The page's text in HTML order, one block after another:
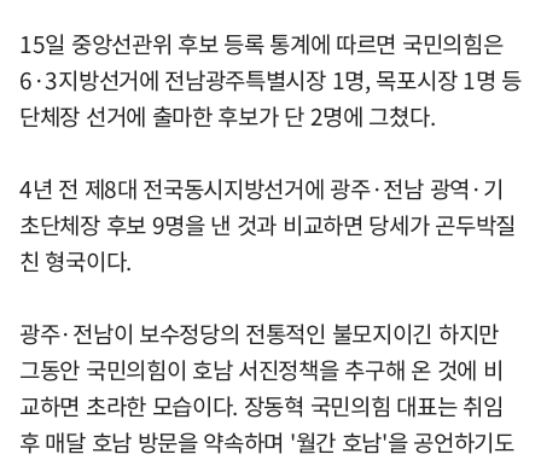
15일 중앙선관위 후보 등록 통계에 따르면 국민의힘은
6·3지방선거에 전남광주특별시장 1명, 목포시장 1명 등
단체장 선거에 출마한 후보가 단 2명에 그쳤다.
4년 전 제8대 전국동시지방선거에 광주·전남 광역·기
초단체장 후보 9명을 낸 것과 비교하면 당세가 곤두박질
친 형국이다.
광주·전남이 보수정당의 전통적인 불모지이긴 하지만
그동안 국민의힘이 호남 서진정책을 추구해 온 것에 비
교하면 초라한 모습이다. 장동혁 국민의힘 대표는 취임
후 매달 호남 방문을 약속하며 '월간 호남'을 공언하기도